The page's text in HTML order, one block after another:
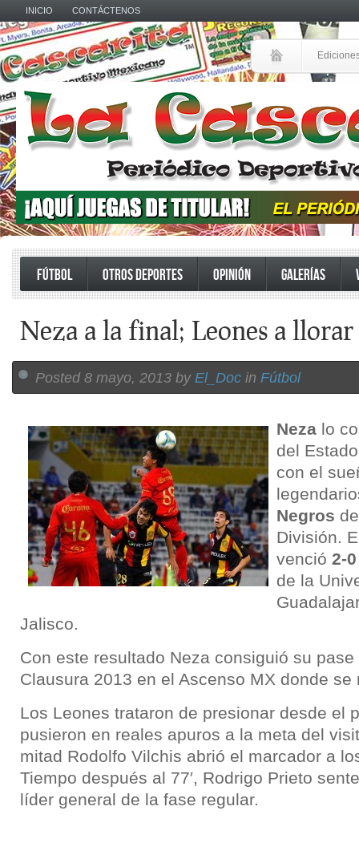
INICIO CONTÁCTENOS
FÚTBOL OTROS DEPORTES OPINIÓN GALERÍAS
Neza a la final; Leones a llorar
Posted 8 mayo, 2013 by El_Doc in Fútbol
Neza lo
del
con el
Negros
División.
venció 2-
de la
Jalisco.
Con este resultado Neza consiguió su
Clausura 2013 en el Ascenso MX donde se
Los Leones trataron de presionar desde el
pusieron en reales apuros a la meta del
mitad Rodolfo Vilchis abrió el marcador a
Tiempo después al 77′, Rodrigo Prieto
líder general de la fase regular.